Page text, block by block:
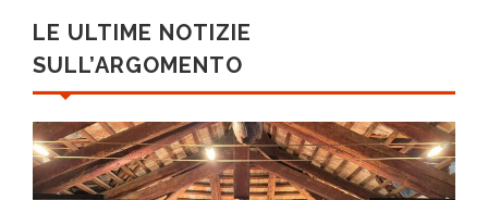
LE ULTIME NOTIZIE
SULL’ARGOMENTO